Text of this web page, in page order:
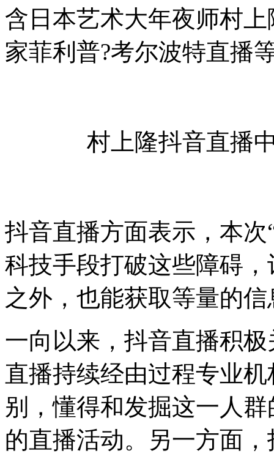
含日本艺术大年夜师村
家菲利普?考尔波特直播
村上隆抖音直播
抖音直播方面表示，本
科技手段打破这些障碍
之外，也能获取等量的
一向以来，抖音直播积
直播持续经由过程专业
别，懂得和发掘这一人
的直播活动。另一方面